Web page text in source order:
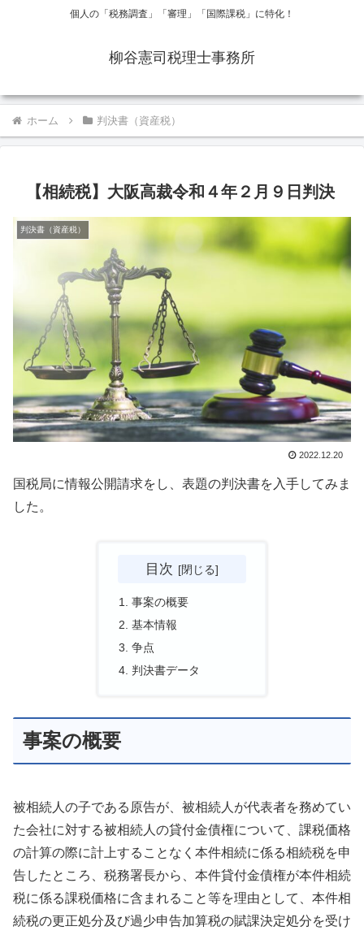
個人の「税務調査」「審理」「国際課税」に特化！
柳谷憲司税理士事務所
ホーム 判決書（資産税）
【相続税】大阪高裁令和４年２月９日判決
判決書（資産税）
2022.12.20
国税局に情報公開請求をし、表題の判決書を入手してみま
した。
目次
事案の概要
基本情報
争点
判決書データ
事案の概要
被相続人の子である原告が、被相続人が代表者を務めてい
た会社に対する被相続人の貸付金債権について、課税価格
の計算の際に計上することなく本件相続に係る相続税を申
告したところ、税務署長から、本件貸付金債権が本件相続
税に係る課税価格に含まれること等を理由として、本件相
続税の更正処分及び過少申告加算税の賦課決定処分を受け